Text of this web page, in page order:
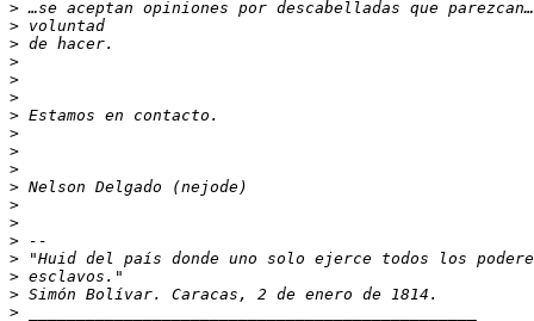
>
>
>
>
>
>
>
>
>
>
>
>
>
>
>
>
>
>